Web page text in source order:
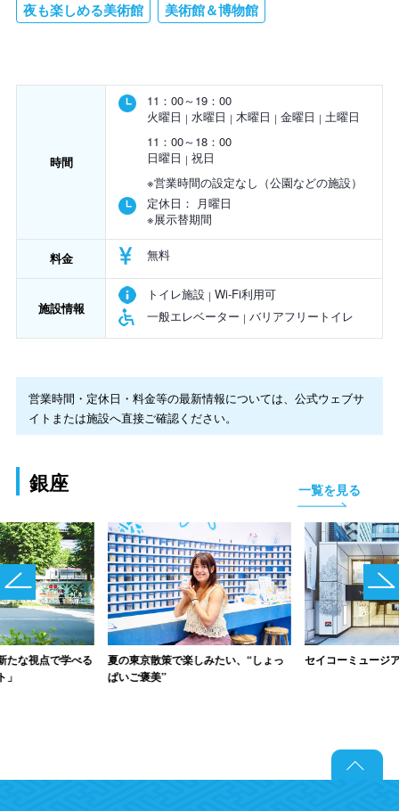
夜も楽しめる美術館 美術館＆博物館
時間
11：00～19：00
火曜日
水曜日 木曜日 金曜日
土曜日
11：00～18：00
日曜日
祝日
※営業時間の設定なし（公園などの施設）
定休日： 月曜日
※展示替期間
料金 無料
施設情報
トイレ施設 Wi-Fi利用可
一般エレベーター
バリアフリートイレ
営業時間・定休日・料金等の最新情報については、公式ウェブサ
イトまたは施設へ直接ご確認ください。
銀座 一覧を見る
たな視点で学べる
夏の東京散策で楽しみたい、“しょっ
ぱいご褒美”
セイコーミュージ